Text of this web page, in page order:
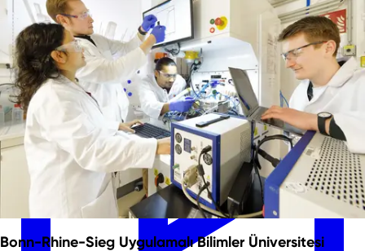
Bonn-Rhine-Sieg Uygulamalı Bilimler Üniversitesi